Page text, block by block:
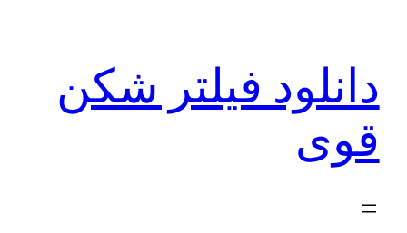
دانلود فیلتر شکن
قوی